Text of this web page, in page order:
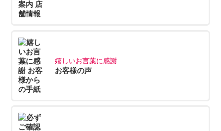
嬉しいお言葉に感謝
お客様の声